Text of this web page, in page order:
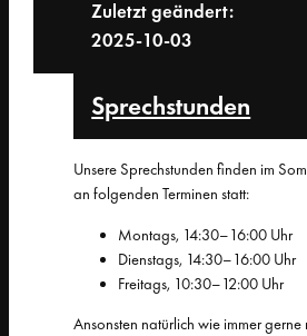
Zuletzt geändert:
2025-10-03
Sprech­stunden
Unsere Sprechstunden finden im
an folgenden Terminen statt:
Montags, 14:30–16:00 Uhr
Dienstags, 14:30–16:00 Uhr
Freitags, 10:30–12:00 Uhr
Ansonsten natürlich wie immer